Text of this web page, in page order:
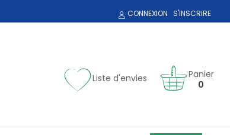
CONNEXION S'INSCRIRE
Liste d'envies
Panier
0